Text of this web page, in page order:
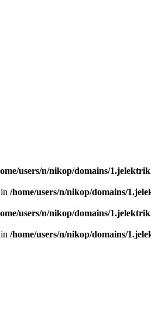
users/n/nikop/domains/
/home/users/n/nikop/domains/
users/n/nikop/domains/
/home/users/n/nikop/domains/